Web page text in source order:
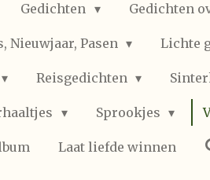
Gedichten Gedichten
Nieuwjaar, Pasen Lichte
Reisgedichten
Sprookjes
Laat liefde winnen